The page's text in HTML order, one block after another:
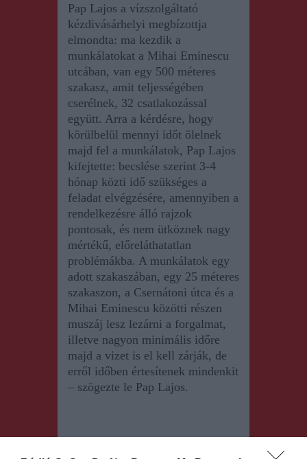
Pap Lajos a vízszolgáltató
kézdivásárhelyi megbízottja
elmondta: ma kezdik a
munkálatokat a Mihai Eminescu
utcában, van egy 500 méteres
szakasz, amit teljességében
cserélnek, 32 csatlakozással
együtt. Arra a kérdésre, hogy
körülbelül mennyi időt ölelnek
majd fel a munkálatok, Pap Lajos
kifejtette: becslése szerint 3-4
hónap közti idő szükséges a
feladat elvégzésére, amennyiben a
rendelkezésre álló rajzok
pontosak, és nem ütköznek nagy
mértékű, előreláthatatlan
problémákba. A munkálatok egy
adott szakaszában, egy 25 méteres
szakaszon, a Csernátoni útca és a
Mihai Eminescu közötti részen
muszáj lesz lezárni a forgalmat,
illetve nagyon minimális időre
majd a vizet is el kell zárják, de
erről időben értesítenek mindenkit
– szögezte le Pap Lajos.